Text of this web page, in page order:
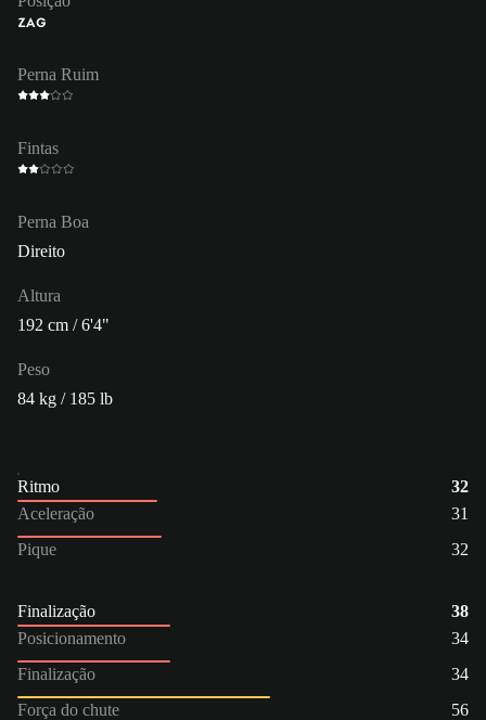
ZAG
Perna Ruim
Fintas
Perna Boa
Direito
Altura
192 cm / 6'4"
Peso
84 kg / 185 lb
Ritmo
32
Aceleração
31
Pique
32
Finalização
38
Posicionamento
34
Finalização
34
Força do chute
56